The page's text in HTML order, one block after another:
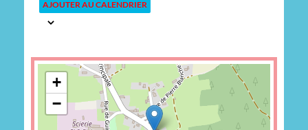
AJOUTER AU CALENDRIER
+
−